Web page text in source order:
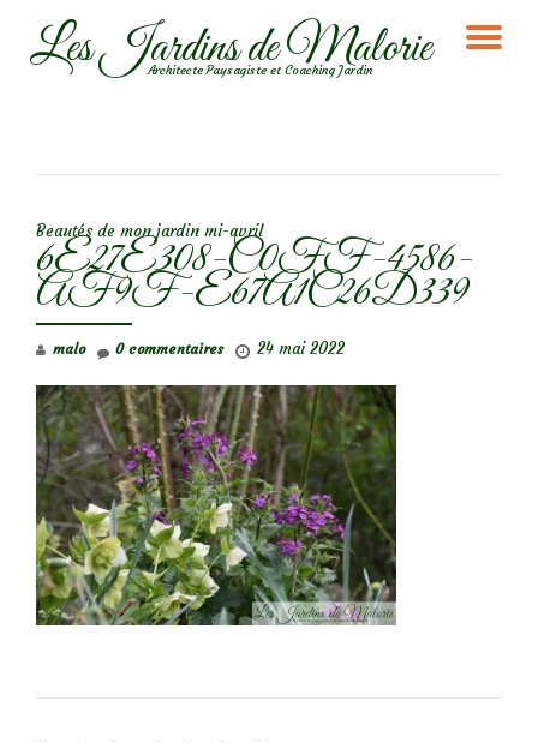
AllerLes Jardins de Malorie
Architecte Paysagiste et Coaching Jardin
Beautés de mon jardin mi-avril
6E27E308-C0FF-4586-
AF9F-E67A1C26D339
malo 24 mai 2022
0 commentaires